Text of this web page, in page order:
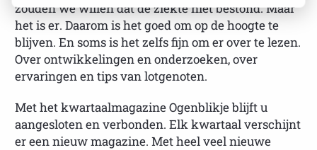
zouden we willen dat de ziekte niet bestond. Maar
het is er. Daarom is het goed om op de hoogte te
blijven. En soms is het zelfs fijn om er over te lezen.
Over ontwikkelingen en onderzoeken, over
ervaringen en tips van lotgenoten.
Met het kwartaalmagazine Ogenblikje blijft u
aangesloten en verbonden. Elk kwartaal verschijnt
er een nieuw magazine. Met heel veel nieuwe